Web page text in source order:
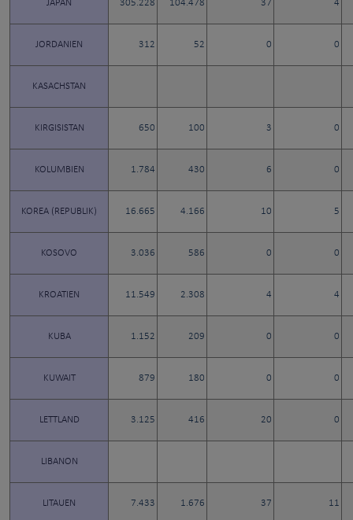
JAPAN 305.228 104.478 37 4
JORDANIEN 312 52 0 0
KASACHSTAN
KIRGISISTAN 650 100 3 0
KOLUMBIEN 1.784 430 6 0
KOREA (REPUBLIK) 16.665 4.166 10 5
KOSOVO 3.036 586 0 0
KROATIEN 11.549 2.308 4 4
KUBA 1.152 209 0 0
KUWAIT 879 180 0 0
LETTLAND 3.125 416 20 0
LIBANON
LITAUEN 7.433 1.676 37 11